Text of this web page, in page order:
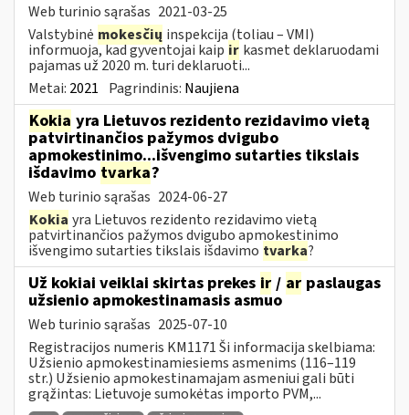
Web turinio sąrašas 2021-03-25
Valstybinė mokesčių inspekcija (toliau – VMI)
informuoja, kad gyventojai kaip ir kasmet deklaruodami
pajamas už 2020 m. turi deklaruoti...
Metai: 2021 Pagrindinis: Naujiena
Kokia yra Lietuvos rezidento rezidavimo vietą
patvirtinančios pažymos dvigubo
apmokestinimo...išvengimo sutarties tikslais
išdavimo tvarka?
Web turinio sąrašas 2024-06-27
Kokia yra Lietuvos rezidento rezidavimo vietą
patvirtinančios pažymos dvigubo apmokestinimo
išvengimo sutarties tikslais išdavimo tvarka?
Už kokiai veiklai skirtas prekes ir / ar paslaugas
užsienio apmokestinamasis asmuo
Web turinio sąrašas 2025-07-10
Registracijos numeris KM1171 Ši informacija skelbiama:
Užsienio apmokestinamiesiems asmenims (116–119
str.) Užsienio apmokestinamajam asmeniui gali būti
grąžintas: Lietuvoje sumokėtas importo PVM,...